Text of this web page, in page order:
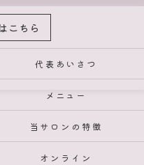
こちら
代表あいさつ
メニュー
当サロンの特徴
オンライン